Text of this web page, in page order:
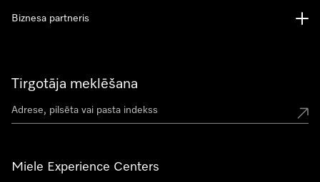
Tirgotāja meklēšana
Miele Experience Centers
Biznesa partneris